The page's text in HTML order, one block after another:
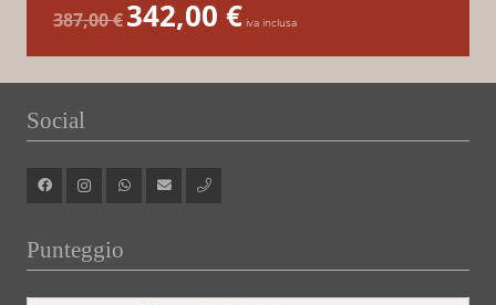
387,00€ Il
prezzo
originale
387,00 €.
342,00 €Il
prezzo
342,00 €.
iva inclusa
Social
Punteggio